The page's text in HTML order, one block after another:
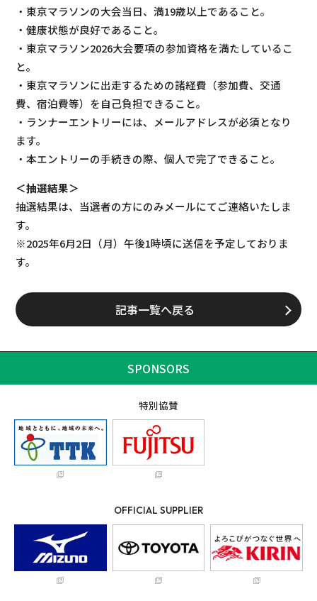
・東京マラソンの大会当日、満19歳以上であること。
・健康状態が良好であること。
・東京マラソン2026大会要項の参加資格を満たしているこ
と。
・東京マラソンに出走するための諸経費（参加費、交通
費、宿泊費等）を自己負担できること。
・ランナーエントリーには、メールアドレスが必須となり
ます。
・本エントリーの手続きの際、個人で完了できること。
＜抽選結果＞
抽選結果は、当選者の方にのみメールにてご連絡いたしま
す。
※2025年6月2日（月）午後1時頃に送信を予定しておりま
す。
記事一覧へ戻る
SPONSORS
特別協賛
OFFICIAL SUPPLIER